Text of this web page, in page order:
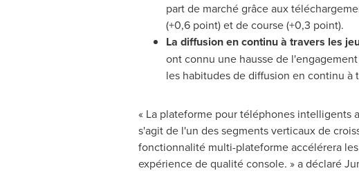
part de marché grâce aux
(+0,6 point) et de course (+0,3 point).
La diffusion en continu à travers les
ont connu une hausse de
les habitudes de diffusion en continu à
« La plateforme pour téléphones intelligents
s'agit de l'un des segments verticaux de
fonctionnalité multi-plateforme accélérera
expérience de qualité console. » a déclaré